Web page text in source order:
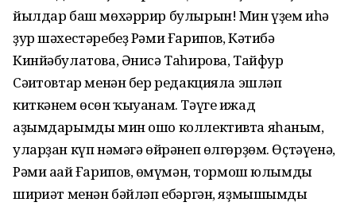
йылдар баш мөхәррир булырын! Мин үҙем иһә
ҙур шәхестәребеҙ Рәми Ғарипов, Кәтибә
Кинйәбулатова, Әнисә Таһирова, Тайфур
Сәғитовтар менән бер редакцияла эшләп
киткәнем өсөн ҡыуанам. Тәүге ижад
аҙымдарымды мин ошо коллективта яһаным,
уларҙан күп нәмәгә өйрәнеп өлгөрҙөм. Өҫтәүенә,
Рәми ағай Ғарипов, ғөмүмән, тормош юлымды
шиғриәт менән бәйләп ебәргән, яҙмышымды